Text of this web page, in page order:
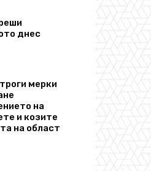
днес
мерки
на
и козите
на област